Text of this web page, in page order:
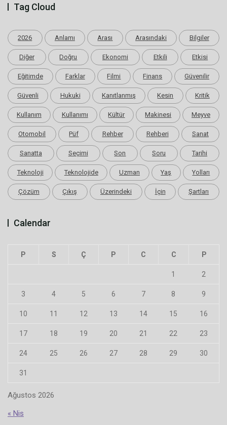
Tag Cloud
2026 Anlamı Arası Arasındaki Bilgiler
Diğer Doğru Ekonomi Etkili Etkisi
Eğitimde Farklar Filmi Finans Güvenilir
Güvenli Hukuki Kanıtlanmış Kesin Kritik
Kullanım Kullanımı Kültür Makinesi Meyve
Otomobil Püf Rehber Rehberi Sanat
Sanatta Seçimi Son Soru Tarihi
Teknoloji Teknolojide Uzman Yaş Yolları
Çözüm Çıkış Üzerindeki İçin Şartları
Calendar
Ağustos 2026
P S Ç P C C P
1 2
3 4 5 6 7 8 9
10 11 12 13 14 15 16
17 18 19 20 21 22 23
24 25 26 27 28 29 30
31
« Nis